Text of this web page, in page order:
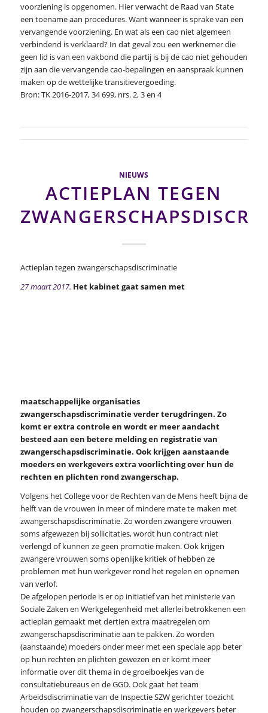
voorziening is opgenomen. Hier verwacht de Raad van State
een toename aan procedures. Want wanneer is sprake van een
vervangende voorziening. En wat als een cao niet algemeen
verbindend is verklaard? In dat geval zou een werknemer die
geen lid is van een vakbond die partij is bij de cao niet gehouden
zijn aan die vervangende cao-bepalingen en aanspraak kunnen
maken op de wettelijke transitievergoeding.
Bron: TK 2016-2017, 34 699, nrs. 2, 3 en 4
NIEUWS
ACTIEPLAN TEGEN
Actieplan tegen zwangerschapsdiscriminatie
27 maart 2017. Het kabinet gaat samen met
maatschappelijke organisaties
zwangerschapsdiscriminatie verder terugdringen. Zo
komt er extra controle en wordt er meer aandacht
besteed aan een betere melding en registratie van
zwangerschapsdiscriminatie. Ook krijgen aanstaande
moeders en werkgevers extra voorlichting over hun de
rechten en plichten rond zwangerschap.
Volgens het College voor de Rechten van de Mens heeft bijna de
helft van de vrouwen in meer of mindere mate te maken met
zwangerschapsdiscriminatie. Zo worden zwangere vrouwen
soms afgewezen bij sollicitaties, wordt hun contract niet
verlengd of kunnen ze geen promotie maken. Ook krijgen
zwangere vrouwen soms openlijke kritiek of hebben ze
problemen met hun werkgever rond het regelen en opnemen
van verlof.
De afgelopen periode is er op initiatief van het ministerie van
Sociale Zaken en Werkgelegenheid met allerlei betrokkenen een
actieplan gemaakt met dertien extra maatregelen om
zwangerschapsdiscriminatie aan te pakken. Zo worden
(aanstaande) moeders onder meer met een speciale app beter
op hun rechten en plichten gewezen en er komt meer
informatie over dit thema in de groeiboekjes van de
consultatiebureaus en de GGD. Ook gaat het team
Arbeidsdiscriminatie van de Inspectie SZW gerichter toezicht
houden op zwangerschapsdiscriminatie en werkgevers beter